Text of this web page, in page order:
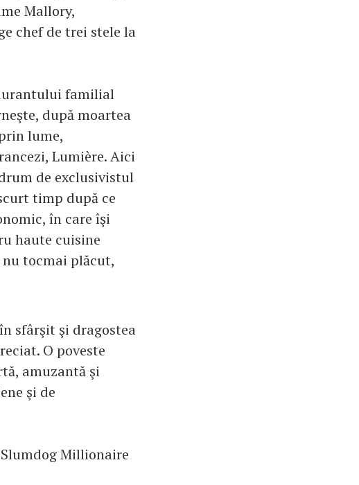
Mallory,
chef de trei stele la
familial
după moartea
lume,
Lumière. Aici
de exclusivistul
timp după ce
în care îşi
haute cuisine
tocmai plăcut,
sfârşit şi dragostea
O poveste
amuzantă şi
şi de
Millionaire